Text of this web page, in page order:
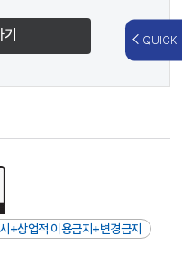
+상업적 이용금지+변경금지
QUICK